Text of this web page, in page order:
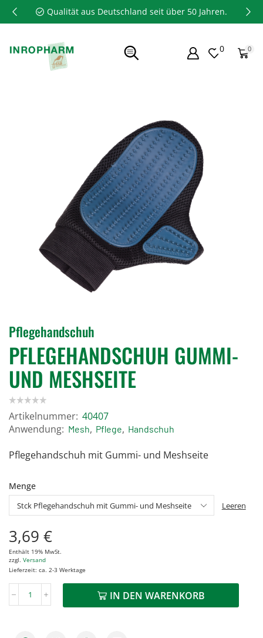
Qualität aus Deutschland seit über 50 Jahren.
0 0
Pflegehandschuh
PFLEGEHANDSCHUH GUMMI-
UND MESHSEITE
Artikelnummer: 40407
Anwendung: Mesh, Pflege, Handschuh
Pflegehandschuh mit Gummi- und Meshseite
Menge
Leeren
3,69 €
Enthält 19% MwSt.
zzgl. Versand
Lieferzeit: ca. 2-3 Werktage
IN DEN WARENKORB